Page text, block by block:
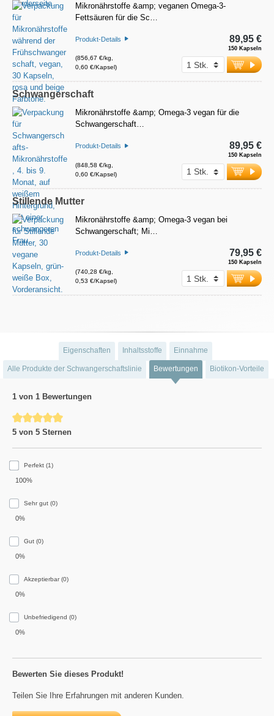
Mikronährstoffe &amp; veganen Omega-3-
Fettsäuren für die Sc…
Produkt-Details
(856,67 €/kg,
0,60 €/Kapsel)
150 Kapseln
89,95 €
Schwangerschaft
Mikronährstoffe &amp; Omega-3 vegan für die
Schwangerschaft…
Produkt-Details
(848,58 €/kg,
0,60 €/Kapsel)
150 Kapseln
89,95 €
Stillende Mutter
Mikronährstoffe &amp; Omega-3 vegan bei
Schwangerschaft; Mi…
Produkt-Details
(740,28 €/kg,
0,53 €/Kapsel)
150 Kapseln
79,95 €
Eigenschaften Inhaltsstoffe Einnahme
Alle Produkte der Schwangerschaftslinie Bewertungen Biotikon-Vorteile
1 von 1 Bewertungen
Durchschnittliche Bewertung von 5 von 5 Sternen
5 von 5 Sternen
Perfekt (1)
100%
Sehr gut (0)
0%
Gut (0)
0%
Akzeptierbar (0)
0%
Unbefriedigend (0)
0%
Bewerten Sie dieses Produkt!
Teilen Sie Ihre Erfahrungen mit anderen Kunden.